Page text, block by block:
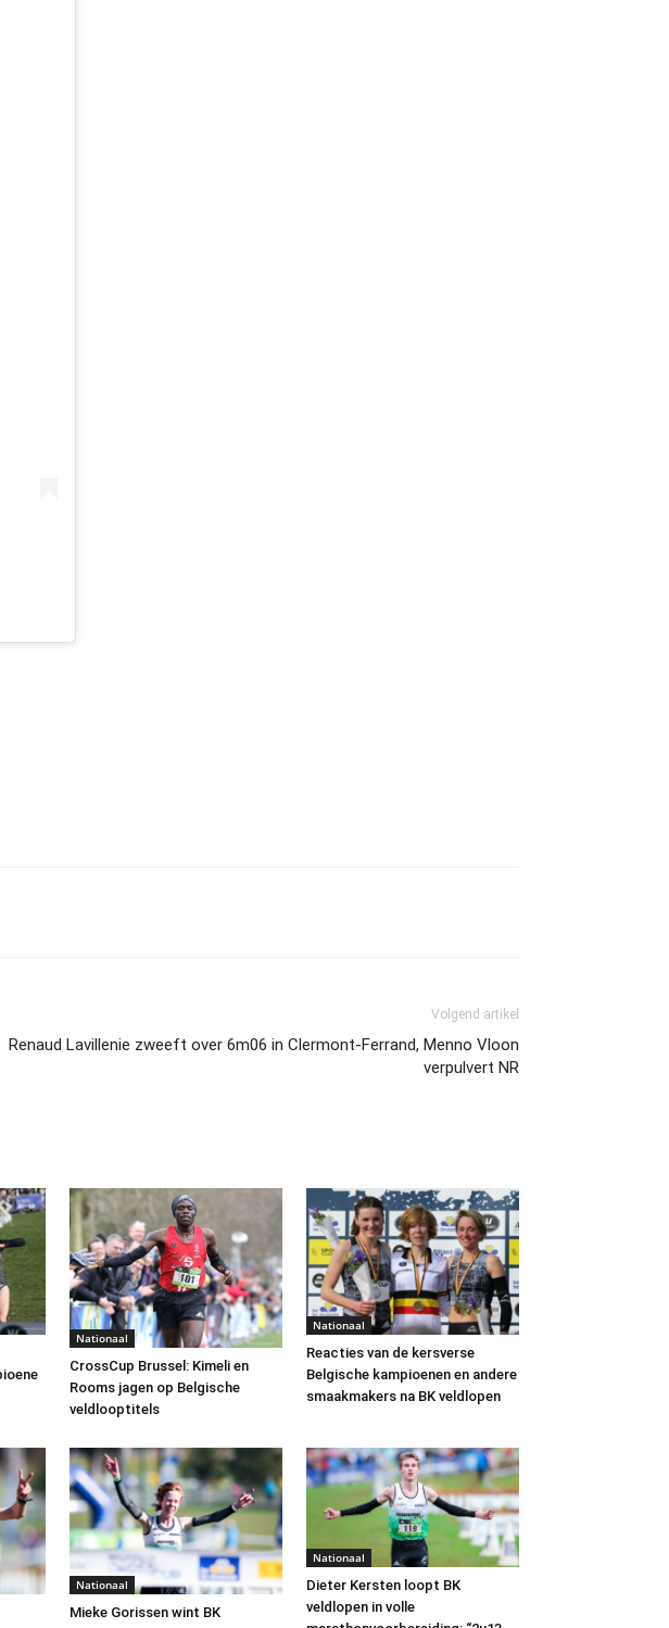
Volgend artikel
Renaud Lavillenie zweeft over 6m06 in Clermont-Ferrand, Menno Vloon
verpulvert NR
Nationaal
CrossCup Brussel: Kimeli en
Rooms jagen op Belgische
veldlooptitels
Nationaal
Reacties van de kersverse
Belgische kampioenen en andere
smaakmakers na BK veldlopen
Nationaal
Mieke Gorissen wint BK
Nationaal
Dieter Kersten loopt BK
veldlopen in volle